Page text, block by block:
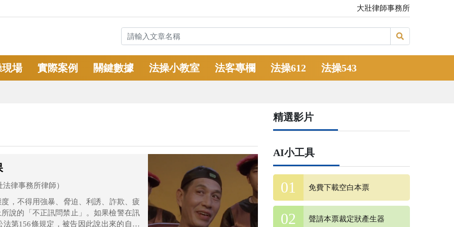
大壯律師事務所
場 實際案例 關鍵數據 法操小教室 法客專欄 法操612 法操543
律事務所律師）
，不得用強暴、脅迫、利誘、詐欺、疲
說的「不正訊問禁止」。如果檢警在訊
第156條規定，被告因此說出來的自白
精選影片
AI小工具
免費下載空白本票
聲請本票裁定狀產生器